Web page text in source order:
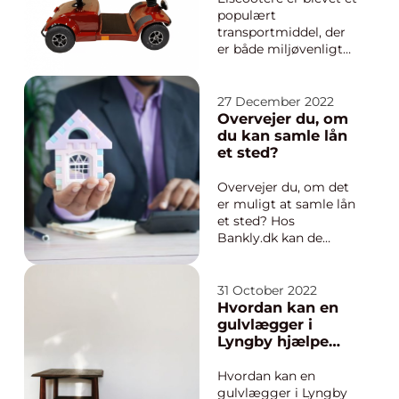
Det er et af de mest
essentie...
populært
transportmiddel, der
er både miljøvenligt
efterspørgsel og nye
teknologiske
fremskridt har disse
elektriske køretøjer
verden a...
27 December 2022
Overvejer du, om
du kan samle lån
et sted?
Overvejer du, om det
er muligt at samle lån
et sted? Hos
Bankly.dk kan de
ét praktisk sted, så det
bliver nemmere at
administrere og
betale din gæld af.
31 October 2022
Hvordan kan en
gulvlægger i
Lyngby hjælpe
Hvordan kan en
gulvlægger i Lyngby